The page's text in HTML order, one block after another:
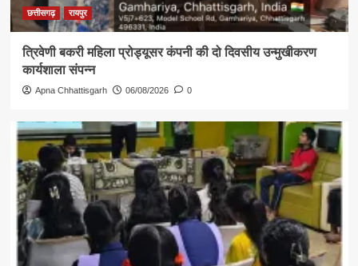
छत्तीसगढ़ रायपुर
त्रिवेणी बकरी महिला प्रोड्यूसर कंपनी की दो दिवसीय उन्मुखीकरण
कार्यशाला संपन्न
Apna Chhattisgarh 06/08/2026 0